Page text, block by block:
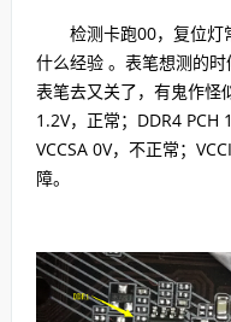
检测卡跑00，复位灯
什么经验 。表笔想测的
表笔去又关了，有鬼作怪
1.2V，正常；DDR4 PCH
VCCSA 0V，不正常；
障。